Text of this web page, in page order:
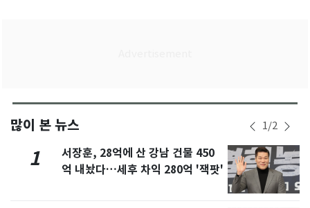
많이 본 뉴스 1/2
1
서장훈, 28억에 산 강남 건물 450
억 내놨다…세후 차익 280억 '잭팟'